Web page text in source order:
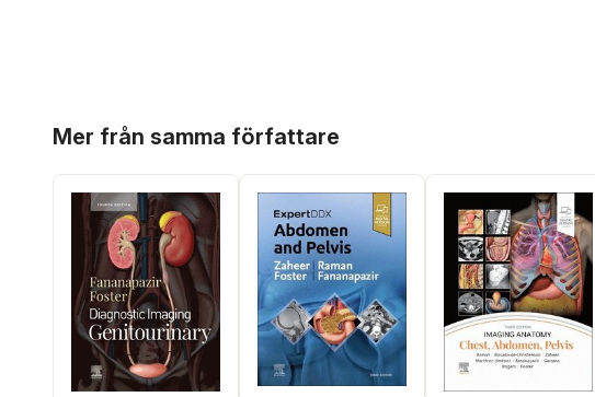
Mer från samma författare